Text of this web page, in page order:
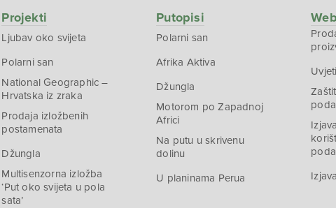
Projekti
Ljubav oko svijeta
Polarni san
National Geographic –
Hrvatska iz zraka
Prodaja izložbenih
postamenata
Džungla
Multisenzorna izložba
‘Put oko svijeta u pola
sata’
Putopisi
Polarni san
Afrika Aktiva
Džungla
Motorom po Zapadnoj
Africi
Na putu u skrivenu
dolinu
U planinama Perua